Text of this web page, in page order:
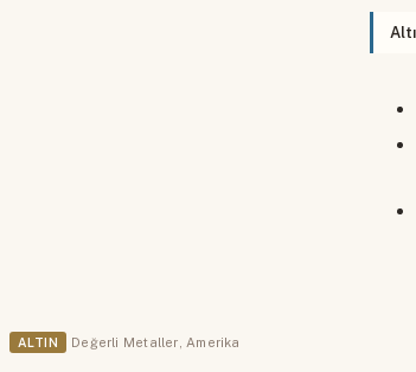
ALTIN Değerli Metaller Amerika